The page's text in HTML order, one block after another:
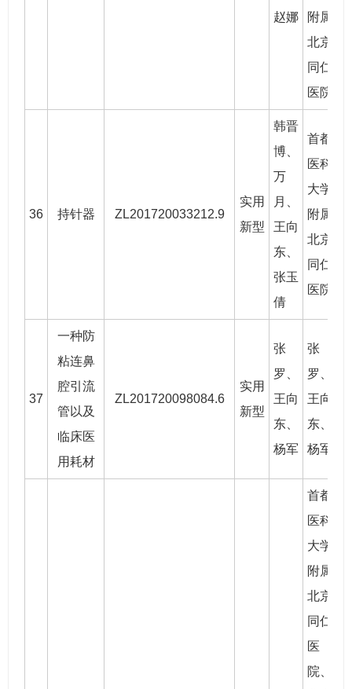
赵娜
附属
北京
同仁
医院
36 持针器 ZL201720033212.9
实用
新型
韩晋
博
万
月、
王向
东
张玉
倩
首都
医科
大学
附属
北京
同仁
医院
37
一种防
粘连鼻
腔引流
管以及
临床医
用耗材
ZL201720098084.6
实用
新型
张
罗
王向
东
杨军
张
罗
王向
东
杨军
首都
医科
大学
附属
北京
同仁
医
院、